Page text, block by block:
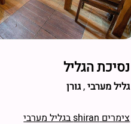
נסיכת הגליל
גליל מערבי,גורן
צימרים shiran בגליל מערבי